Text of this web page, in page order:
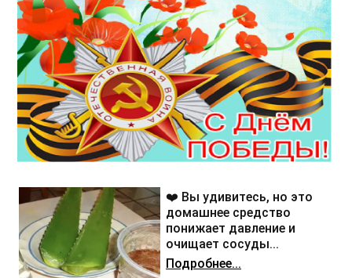
❤️ Вы удивитесь, но это
домашнее средство
понижает давление и
очищает сосуды...
Подробнее...